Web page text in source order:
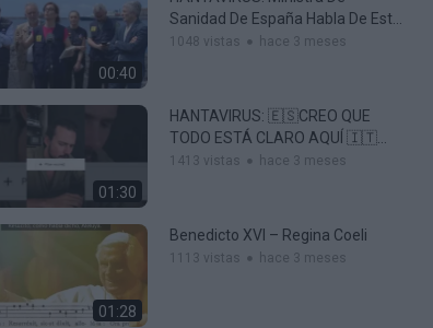
00:40
Sanidad De España Habla De Este
“simulacro” De Hace Un Mes
1048 vistas hace 3 meses
01:30
HANTAVIRUS: 🇪🇸CREO QUE
TODO ESTÁ CLARO AQUÍ 🇮🇹
CREDO CHE QUI SIA TUTTO
1413 vistas hace 3 meses
01:28
Benedicto XVI – Regina Coeli
1113 vistas hace 3 meses